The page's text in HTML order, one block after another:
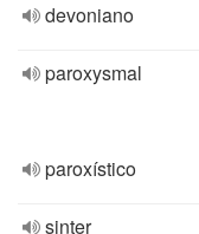
devoniano
paroxysmal
paroxístico
sinter